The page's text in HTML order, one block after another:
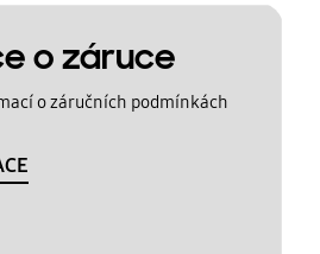
o záruce
o záručních podmínkách